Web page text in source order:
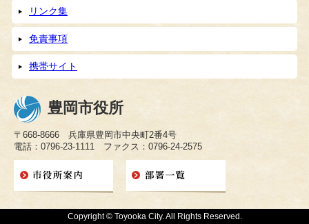
リンク集
免責事項
携帯サイト
豊岡市役所
〒668-8666 兵庫県豊岡市中央町2番4号
電話：0796-23-1111 ファクス：0796-24-2575
Copyright © Toyooka City. All Rights Reserved.